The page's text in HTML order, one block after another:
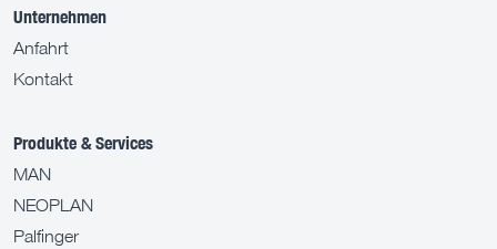
Unternehmen
Anfahrt
Kontakt
Produkte & Services
MAN
NEOPLAN
Palfinger